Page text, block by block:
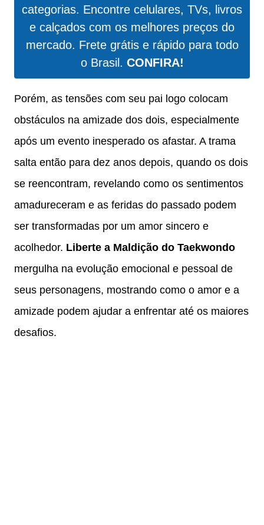
categorias. Encontre celulares, TVs, livros
e calçados com os melhores preços do
mercado. Frete grátis e rápido para todo
o Brasil. CONFIRA!
Porém, as tensões com seu pai logo colocam
obstáculos na amizade dos dois, especialmente
após um evento inesperado os afastar. A trama
salta então para dez anos depois, quando os dois
se reencontram, revelando como os sentimentos
amadureceram e as feridas do passado podem
ser transformadas por um amor sincero e
acolhedor. Liberte a Maldição do Taekwondo
mergulha na evolução emocional e pessoal de
seus personagens, mostrando como o amor e a
amizade podem ajudar a enfrentar até os maiores
desafios.